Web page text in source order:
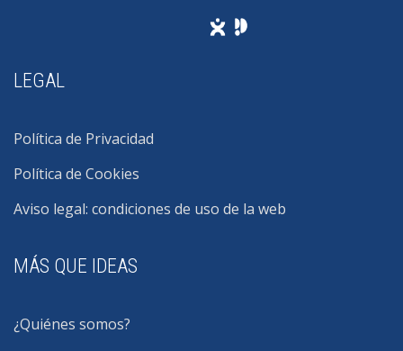
LEGAL
Política de Privacidad
Política de Cookies
Aviso legal: condiciones de uso de la web
MÁS QUE IDEAS
¿Quiénes somos?